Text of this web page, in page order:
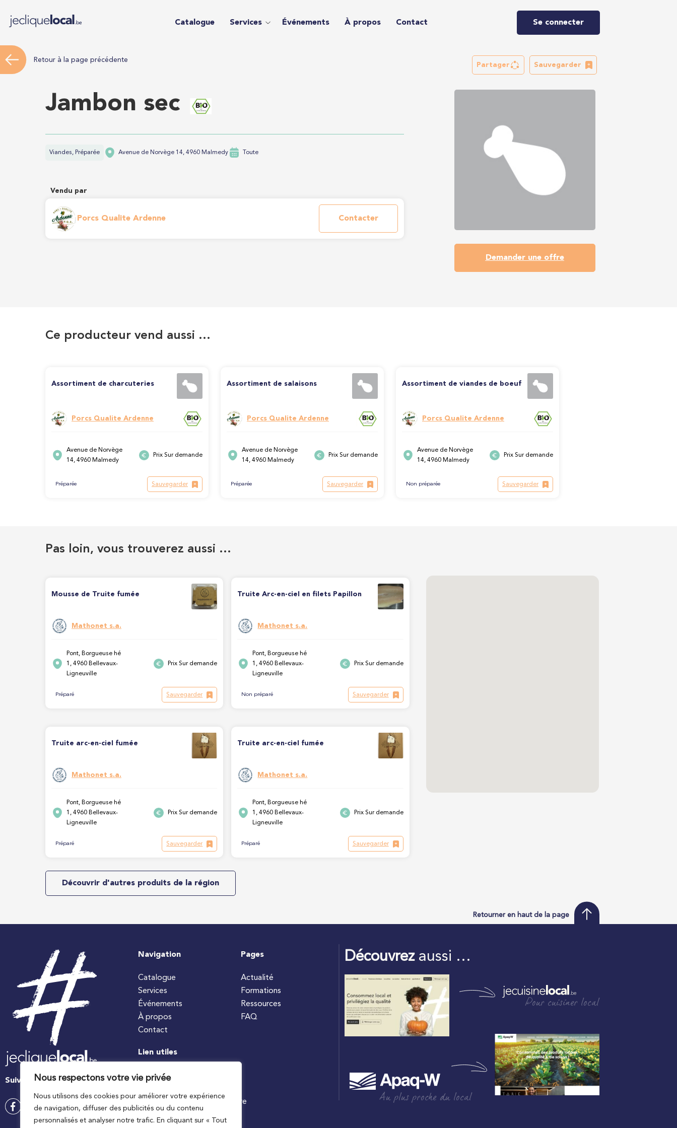
Nous respectons votre vie privée
Nous utilisons des cookies pour améliorer votre expérience
de navigation, diffuser des publicités ou du contenu
personnalisés et analyser notre trafic. En cliquant sur « Tout
Catalogue Services Événements À propos Contact Se connecter
Retour à la page précédente
Partager Sauvegarder
Jambon sec
Viandes, Préparée Avenue de Norvège 14, 4960 Malmedy Toute
Vendu par
Porcs Qualite Ardenne Contacter
Demander une offre
Ce producteur vend aussi …
Assortiment de charcuteries
Porcs Qualite Ardenne
Avenue de Norvège
14, 4960 Malmedy
Prix Sur demande
Préparée Sauvegarder
Assortiment de salaisons
Porcs Qualite Ardenne
Avenue de Norvège
14, 4960 Malmedy
Prix Sur demande
Préparée Sauvegarder
Assortiment de viandes de boeuf
Porcs Qualite Ardenne
Avenue de Norvège
14, 4960 Malmedy
Prix Sur demande
Non préparée Sauvegarder
Pas loin, vous trouverez aussi …
Mousse de Truite fumée
Mathonet s.a.
Pont, Borgueuse hé
1, 4960 Bellevaux-
Ligneuville
Prix Sur demande
Préparé Sauvegarder
Truite Arc-en-ciel en filets Papillon
Mathonet s.a.
Pont, Borgueuse hé
1, 4960 Bellevaux-
Ligneuville
Prix Sur demande
Non préparé Sauvegarder
Truite arc-en-ciel fumée
Mathonet s.a.
Pont, Borgueuse hé
1, 4960 Bellevaux-
Ligneuville
Prix Sur demande
Préparé Sauvegarder
Truite arc-en-ciel fumée
Mathonet s.a.
Pont, Borgueuse hé
1, 4960 Bellevaux-
Ligneuville
Prix Sur demande
Préparé Sauvegarder
Découvrir d'autres produits de la région
Retourner en haut de la page
Suivez-nous
Navigation
Catalogue
Services
Événements
À propos
Contact
Pages
Actualité
Formations
Ressources
FAQ
Lien utiles
#jecuisinelocal
Ministre wallon de l’agriculture
Découvrezaussi …
Pour cuisiner local
Au plus proche du local